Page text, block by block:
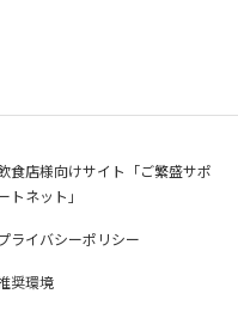
食店様向けサイト「ご繁盛サポ
トネット」
ライバシーポリシー
奨環境